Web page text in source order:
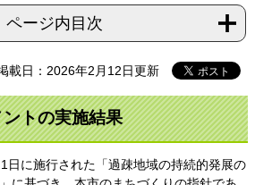
ページ内目次
載日：2026年2月12日更新
トの実施結果
に施行された「過疎地域の持続的発展の